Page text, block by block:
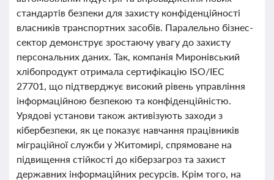
стандартів безпеки для захисту конфіденційності
власників транспортних засобів. Паралельно бізнес-
сектор демонструє зростаючу увагу до захисту
персональних даних. Так, компанія Миронівський
хлібопродукт отримала сертифікацію ISO/IEC
27701, що підтверджує високий рівень управління
інформаційною безпекою та конфіденційністю.
Урядові установи також активізують заходи з
кібербезпеки, як це показує навчання працівників
міграційної служби у Житомирі, спрямоване на
підвищення стійкості до кіберзагроз та захист
державних інформаційних ресурсів. Крім того, на